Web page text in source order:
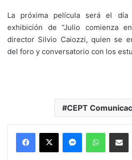
La próxima película será el
exhibición de “Julio comienza
director Silvio Caiozzi, quien se
del foro y conversatorio con los
CEPT